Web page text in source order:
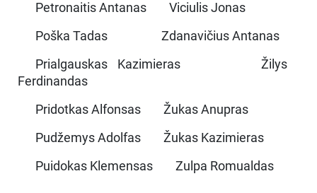
Petronaitis Antanas Viciulis Jonas
Poška Tadas Zdanavičius Antanas
Prialgauskas Kazimieras Žilys
Ferdinandas
Pridotkas Alfonsas Žukas Anupras
Pudžemys Adolfas Žukas Kazimieras
Puidokas Klemensas Zulpa Romualdas